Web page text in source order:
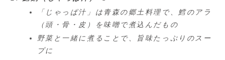
「じゃっぱ汁」は青森の郷土料理で、鱈のアラ
（頭・骨・皮）を味噌で煮込んだもの
野菜と一緒に煮ることで、旨味たっぷりのスー
プに